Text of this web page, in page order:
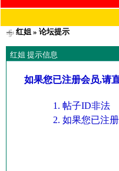
红姐» 论坛提示
红姐 提示信息
如果您已注册会员,请
帖子ID非法
如果您已注